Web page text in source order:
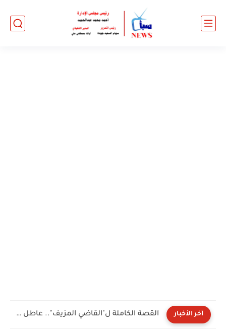
آخر الأخبار القصة الكاملة ل"القاضي المزيف".. عاطل ينتحل صفة مستشار وينصب على...